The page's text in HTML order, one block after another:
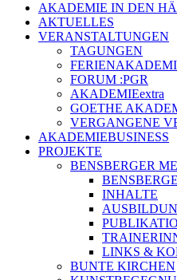
AKADEMIE IN DEN
AKTUELLES
VERANSTALTUNGEN
TAGUNGEN
FORUM :PGR
AKADEMIEextra
GOETHE
VERGANGENE
AKADEMIEBUSINESS
PROJEKTE
BENSBERGER
INHALTE
LINKS &
BUNTE KIRCHEN